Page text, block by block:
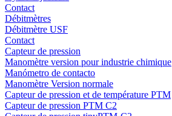
Contact
Débitmètres
Débitmètre USF
Contact
Capteur de pression
Manomètre version pour industrie chimique
Manómetro de contacto
Manomètre Version normale
Capteur de pression et de température PTM
Capteur de pression PTM C2